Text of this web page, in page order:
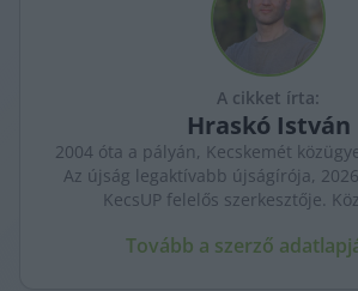
A cikket írta:
Hraskó István
2004 óta a pályán, Kecskemét
Az újság legaktívabb újságírója,
KecsUP felelős szerkesztője.
arca és a háttérben élők történetei
Tovább a szerző